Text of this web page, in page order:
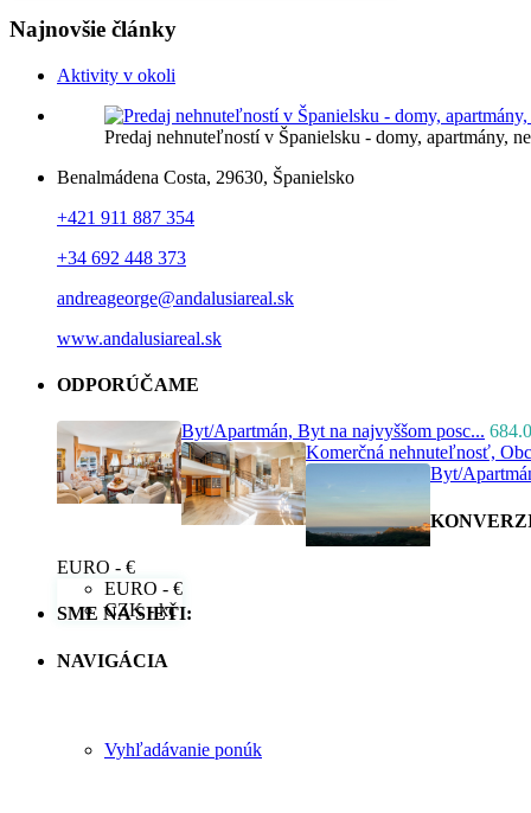
Najnovšie články
Aktivity v okoli
Predaj nehnuteľností v Španielsku - domy, apartmány,
Benalmádena Costa, 29630, Španielsko
+421 911 887 354
+34 692 448 373
andreageorge@andalusiareal.sk
www.andalusiareal.sk
ODPORÚČAME
Byt/Apartmán, Byt na najvyššom posc...
Komerčná nehnuteľnosť,
Byt/
EURO - €
EURO - €
CZK - kč
SME NA SIETI:
NAVIGÁCIA
Vyhľadávanie ponúk